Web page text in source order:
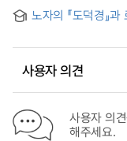
Intellectual
노자의 『도덕경』
사용자 의견
사용자 의
해주세요.